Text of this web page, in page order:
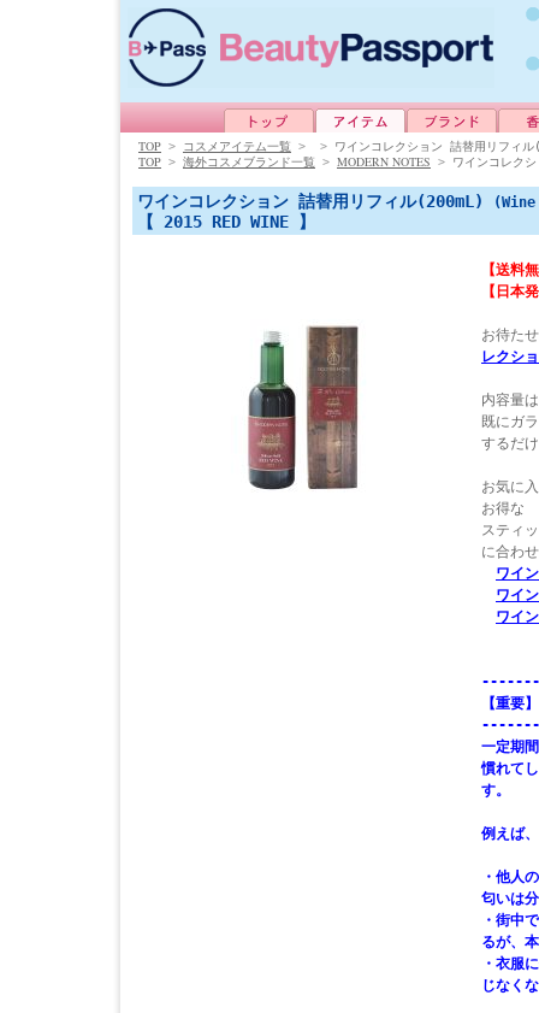
TOP > コスメアイテム一覧 > > ワインコレクション 詰替用リフィ
TOP > 海外コスメブランド一覧 > MODERN NOTES > ワインコレク
ワインコレクション 詰替用リフィル(200mL)
【 2015 RED WINE 】
【送料
【日本
お待た
レクシ
内容量
既にガ
するだ
お気に
お得な
スティ
に合わ
ワイ
ワイ
ワイ
【重要
一定期
慣れて
す。
例えば
・他人
匂いは
・街中
るが、
・衣服
じなく